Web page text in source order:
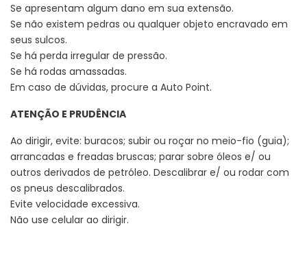
Se apresentam algum dano em sua extensão.
Se não existem pedras ou qualquer objeto encravado em
seus sulcos.
Se há perda irregular de pressão.
Se há rodas amassadas.
Em caso de dúvidas, procure a Auto Point.
ATENÇÃO E PRUDÊNCIA
Ao dirigir, evite: buracos; subir ou roçar no meio-fio (guia);
arrancadas e freadas bruscas; parar sobre óleos e/ ou
outros derivados de petróleo. Descalibrar e/ ou rodar com
os pneus descalibrados.
Evite velocidade excessiva.
Não use celular ao dirigir.